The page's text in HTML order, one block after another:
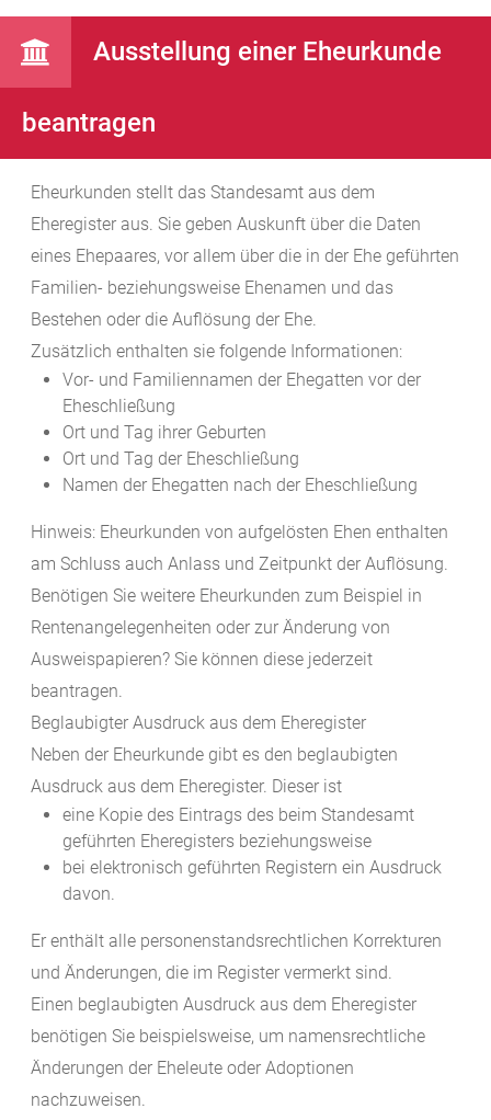
Ausstellung einer Eheurkunde
beantragen
Eheurkunden stellt das Standesamt aus dem
Eheregister aus. Sie geben Auskunft über die Daten
eines Ehepaares, vor allem über die in der Ehe geführten
Familien- beziehungsweise Ehenamen und das
Bestehen oder die Auflösung der Ehe.
Zusätzlich enthalten sie folgende Informationen:
Vor- und Familiennamen der Ehegatten vor der
Eheschließung
Ort und Tag ihrer Geburten
Ort und Tag der Eheschließung
Namen der Ehegatten nach der Eheschließung
Hinweis: Eheurkunden von aufgelösten Ehen enthalten
am Schluss auch Anlass und Zeitpunkt der Auflösung.
Benötigen Sie weitere Eheurkunden zum Beispiel in
Rentenangelegenheiten oder zur Änderung von
Ausweispapieren? Sie können diese jederzeit
beantragen.
Beglaubigter Ausdruck aus dem Eheregister
Neben der Eheurkunde gibt es den beglaubigten
Ausdruck aus dem Eheregister. Dieser ist
eine Kopie des Eintrags des beim Standesamt
geführten Eheregisters beziehungsweise
bei elektronisch geführten Registern ein Ausdruck
davon.
Er enthält alle personenstandsrechtlichen Korrekturen
und Änderungen, die im Register vermerkt sind.
Einen beglaubigten Ausdruck aus dem Eheregister
benötigen Sie beispielsweise, um namensrechtliche
Änderungen der Eheleute oder Adoptionen
nachzuweisen.